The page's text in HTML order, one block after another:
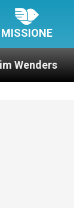
MISSIONE